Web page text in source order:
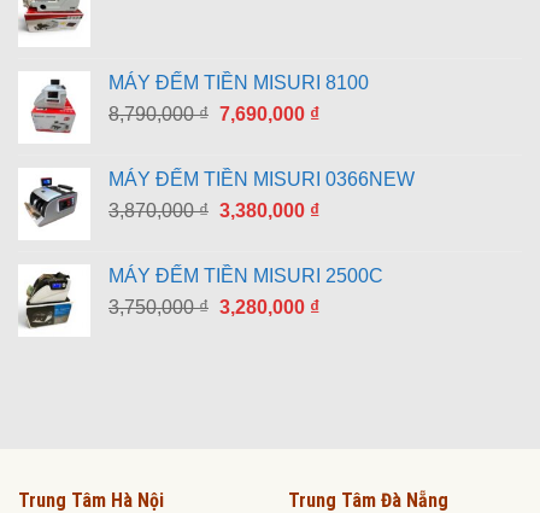
MÁY ĐẾM TIỀN MISURI 8100
8,790,000₫ Giá
là:
8,790,000 ₫.
7,690,000 ₫Giá
là:
7,690,000 ₫.
MÁY ĐẾM TIỀN MISURI 0366NEW
3,870,000₫ Giá
là:
3,870,000 ₫.
3,380,000 ₫Giá
là:
3,380,000 ₫.
MÁY ĐẾM TIỀN MISURI 2500C
3,750,000₫ Giá
3,280,000 ₫Giá
Trung Tâm Hà Nội Trung Tâm Đà Nẵng